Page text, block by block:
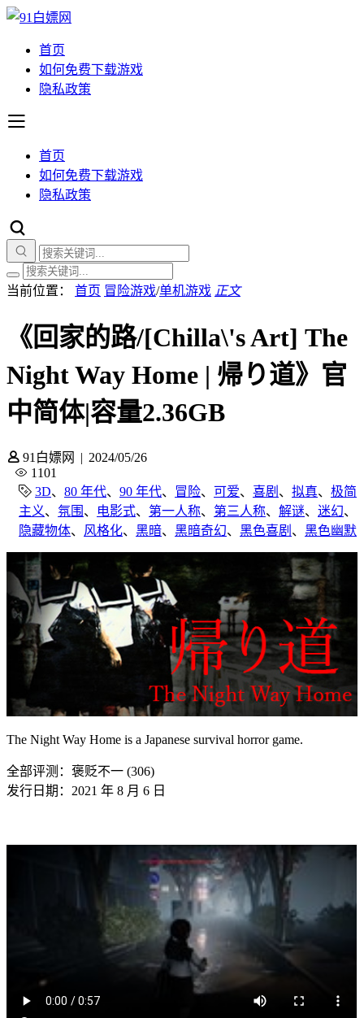
首页
如何免费下载游戏
隐私政策
首页
如何免费下载游戏
隐私政策
当前位置： 首页 冒险游戏/单机游戏 正文
《回家的路/[Chilla\'s Art] The
Night Way Home | 帰り道》官
中简体|容量2.36GB
91白嫖网 | 2024/05/26
1101
3D、 80 年代、 90 年代、 冒险、 可爱、 喜剧 、 拟真、 极简
主义、 氛围 、 电影式、 第一人称、 第三人称、 解谜、 迷幻、
隐藏物体、 风格化、 黑暗、 黑暗奇幻、 黑色喜剧 、 黑色幽默
The Night Way Home is a Japanese survival horror game.
全部评测： 褒贬不一 (306)
发行日期：2021 年 8 月 6 日